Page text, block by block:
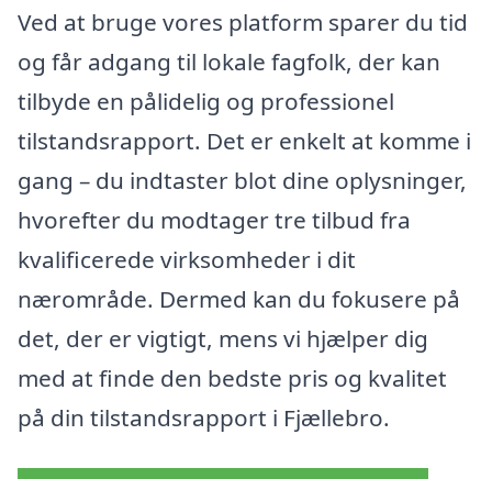
Ved at bruge vores platform sparer du tid
og får adgang til lokale fagfolk, der kan
tilbyde en pålidelig og professionel
tilstandsrapport. Det er enkelt at komme i
gang – du indtaster blot dine oplysninger,
hvorefter du modtager tre tilbud fra
kvalificerede virksomheder i dit
nærområde. Dermed kan du fokusere på
det, der er vigtigt, mens vi hjælper dig
med at finde den bedste pris og kvalitet
på din tilstandsrapport i Fjællebro.